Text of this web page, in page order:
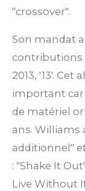
"crossover".
Son mandat
contributions
2013, '13'.
important car
de matériel
ans. Williams
additionnel"
: "Shake It
Live Without